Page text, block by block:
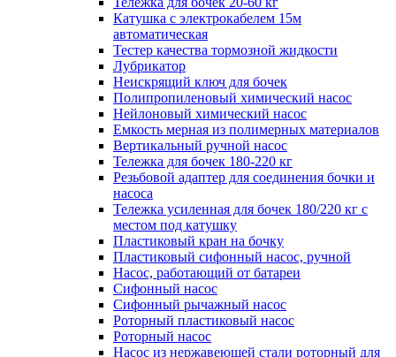
Катушка с электрокабелем 15м
автоматическая
Тестер качества тормозной жидкости
Лубрикатор
Неискрящий ключ для бочек
Полипропиленовый химический насос
Нейлоновый химический насос
Емкость мерная из полимерных материалов
Вертикальный ручной насос
Тележка для бочек 180-220 кг
Резьбовой адаптер для соединения бочки и
насоса
Тележка усиленная для бочек 180/220 кг с
местом под катушку
Пластиковый кран на бочку
Пластиковый сифонный насос, ручной
Насос, работающий от батареи
Сифонный насос
Сифонный рычажный насос
Роторный пластиковый насос
Роторный насос
Насос из нержавеющей стали роторный для